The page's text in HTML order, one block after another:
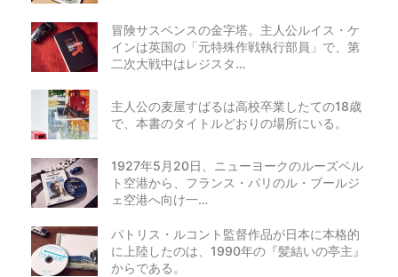
冒険サスペンスの金字塔。主人公ルイス・ケ
インは英国の「元特殊作戦執行部員」で、第
二次大戦中はレジスタ…
主人公の麦屋すばるは高校卒業したての18歳
で、本書のタイトルどおりの場所にいる。
1927年5月20日、ニューヨークのルーズベル
ト空港から、フランス・パリのル・ブールジ
ェ空港へ向け一…
パトリス・ルコント監督作品が日本に本格的
に上陸したのは、1990年の『髪結いの亭主』
からである。